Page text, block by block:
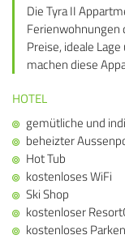
Die Tyra II
Ferienwohnungen
Preise, ideale
machen diese
HOTEL
gemütliche und
beheizter
Hot Tub
kostenloses WiFi
Ski Shop
kostenloser
kostenloses Parken